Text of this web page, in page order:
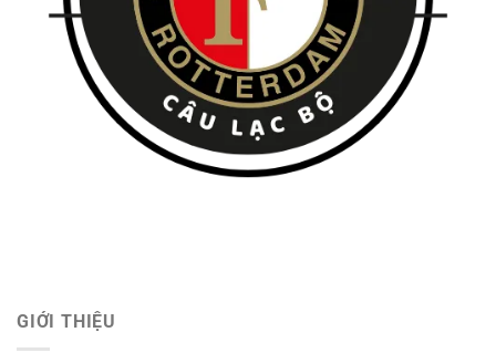
GIỚI THIỆU